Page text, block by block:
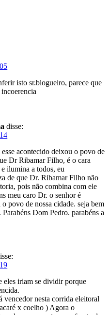
isto sr.blogueiro, parece que
disse:
acontecido deixou o povo de
Dr Ribamar Filho, é o cara
ilumina a todos, eu
de que Dr. Ribamar Filho não
pois não combina com ele
meu caro Dr. o senhor é
povo de nossa cidade. seja bem
Dom Pedro. parabéns a
eles iriam se dividir porque
vencedor nesta corrida eleitoral
x coelho ) Agora o